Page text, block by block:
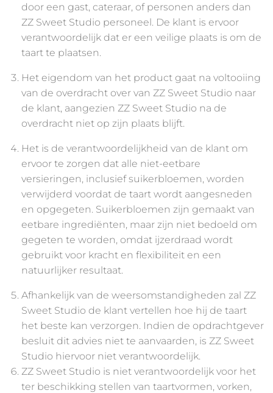
door een gast, cateraar, of personen anders dan
ZZ Sweet Studio personeel. De klant is ervoor
verantwoordelijk dat er een veilige plaats is om de
taart te plaatsen.
Het eigendom van het product gaat na voltooiing
van de overdracht over van ZZ Sweet Studio naar
de klant, aangezien ZZ Sweet Studio na de
overdracht niet op zijn plaats blijft.
Het is de verantwoordelijkheid van de klant om
ervoor te zorgen dat alle niet-eetbare
versieringen, inclusief suikerbloemen, worden
verwijderd voordat de taart wordt aangesneden
en opgegeten. Suikerbloemen zijn gemaakt van
eetbare ingrediënten, maar zijn niet bedoeld om
gegeten te worden, omdat ijzerdraad wordt
gebruikt voor kracht en flexibiliteit en een
natuurlijker resultaat.
Afhankelijk van de weersomstandigheden zal ZZ
Sweet Studio de klant vertellen hoe hij de taart
het beste kan verzorgen. Indien de opdrachtgever
besluit dit advies niet te aanvaarden, is ZZ Sweet
Studio hiervoor niet verantwoordelijk.
ZZ Sweet Studio is niet verantwoordelijk voor het
ter beschikking stellen van taartvormen, vorken,